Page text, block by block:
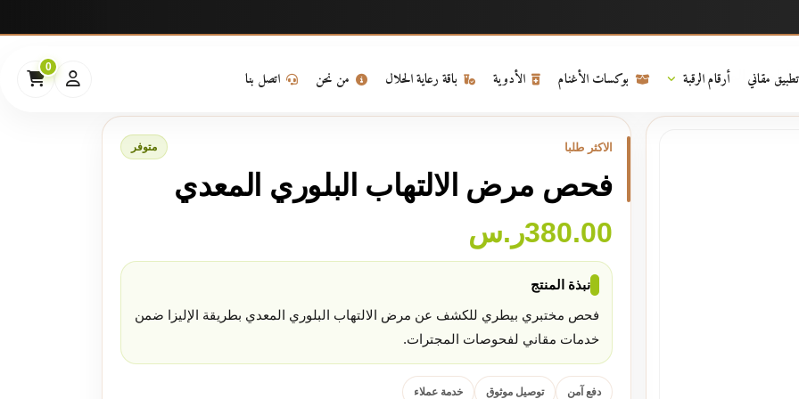
تطبيق مقاني أرقام الرقبة بوكسات الأغنام الأدوية باقة رعاية الحلال من نحن اتصل بنا
0 المعدي
الاكثر طلبا متوفر
فحص مرض الالتهاب البلوري المعدي
380.00ر.س
نبذة المنتج
فحص مختبري بيطري للكشف عن مرض الالتهاب البلوري المعدي بطريقة الإليزا ضمن
خدمات مقاني لفحوصات المجترات.
دفع آمن توصيل موثوق خدمة عملاء